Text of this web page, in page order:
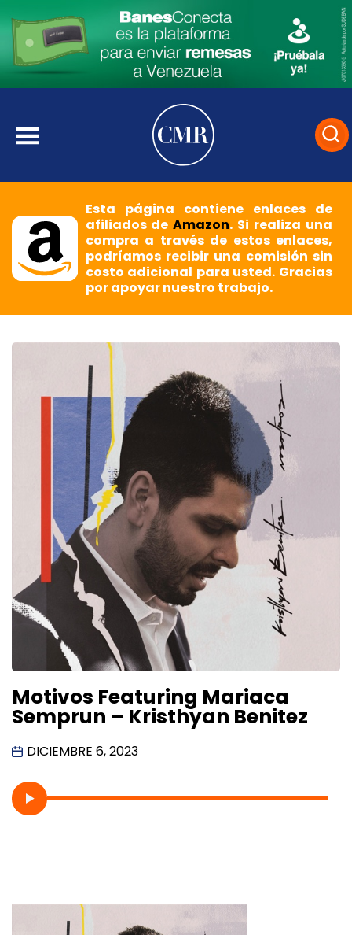
Esta página contiene enlaces de
afiliados deAmazon. Si realiza una
compra a través de estos enlaces,
podríamos recibir una comisión sin
costo adicional para usted. Gracias
por apoyar nuestro trabajo.
Motivos Featuring Mariaca
Semprun – Kristhyan Benitez
DICIEMBRE 6, 2023